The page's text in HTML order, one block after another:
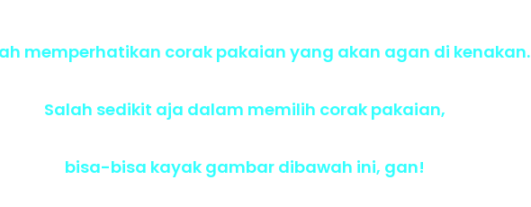
memperhatikan corak pakaian yang akan agan di kenakan.
Salah sedikit aja dalam memilih corak pakaian,
bisa-bisa kayak gambar dibawah ini, gan!